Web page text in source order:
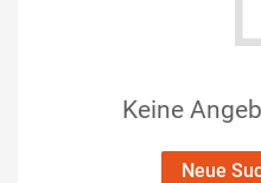
Keine
Neue